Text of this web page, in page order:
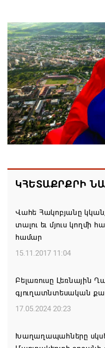
Թուրքիան, Սաուդյան
ռազմական դաշինք
համաձայնագիր են
07.08.2026 16:43
Հայ ժողովուրդն է
հեռացնելու
07.08.2026 16:39
նիստը կանցկացվի
07.08.2026 16:34
ՀՐԱՎԻՐՈՒՄ ԵՆՔ
ԲՆԱԿԱՎԱՅՐԻ ՕՐԸ
07.08.2026 16:21
նախաձեռնությամբ
մեծածավալ
բնակավայրերում
ԿՀԵՏԱՔՐՔՐԻ
Վահե Հակոբյանը
տալու եւ մյուս կողմի
համար
15.11.2017 11:04
Բելառուսը Լեռնային
գյուղատնտեսական
17.05.2024 20:23
Խաղաղապահները